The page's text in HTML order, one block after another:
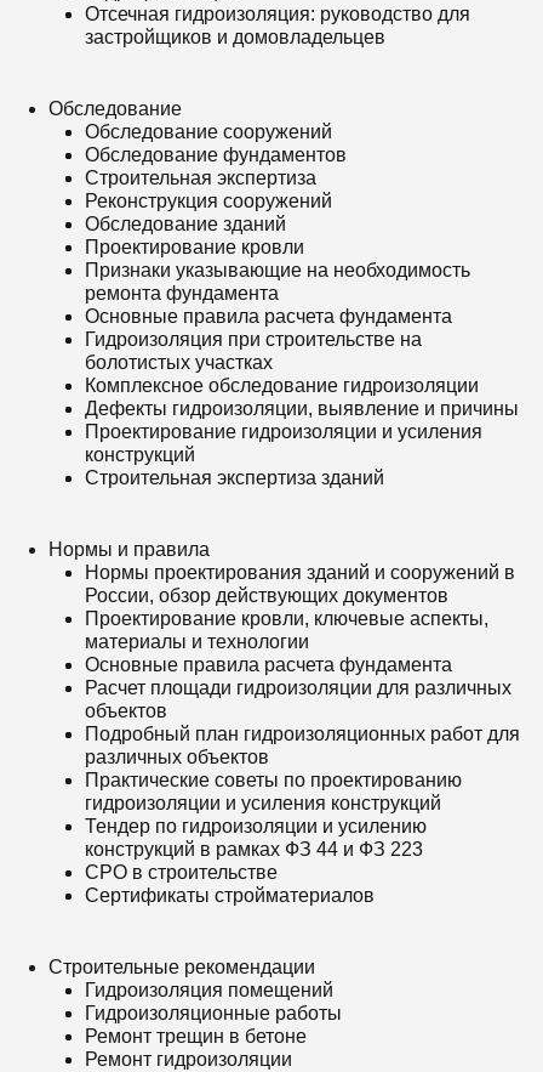
Отсечная гидроизоляция: руководство для
застройщиков и домовладельцев
Обследование
Обследование сооружений
Обследование фундаментов
Строительная экспертиза
Реконструкция сооружений
Обследование зданий
Проектирование кровли
Признаки указывающие на необходимость
ремонта фундамента
Основные правила расчета фундамента
Гидроизоляция при строительстве на
болотистых участках
Комплексное обследование гидроизоляции
Дефекты гидроизоляции, выявление и причины
Проектирование гидроизоляции и усиления
конструкций
Строительная экспертиза зданий
Нормы и правила
Нормы проектирования зданий и сооружений в
России, обзор действующих документов
Проектирование кровли, ключевые аспекты,
материалы и технологии
Основные правила расчета фундамента
Расчет площади гидроизоляции для различных
объектов
Подробный план гидроизоляционных работ для
различных объектов
Практические советы по проектированию
гидроизоляции и усиления конструкций
Тендер по гидроизоляции и усилению
конструкций в рамках ФЗ 44 и ФЗ 223
СРО в строительстве
Сертификаты стройматериалов
Строительные рекомендации
Гидроизоляция помещений
Гидроизоляционные работы
Ремонт трещин в бетоне
Ремонт гидроизоляции